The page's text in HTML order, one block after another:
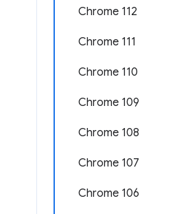
Chrome 112
Chrome 111
Chrome 110
Chrome 109
Chrome 108
Chrome 107
Chrome 106